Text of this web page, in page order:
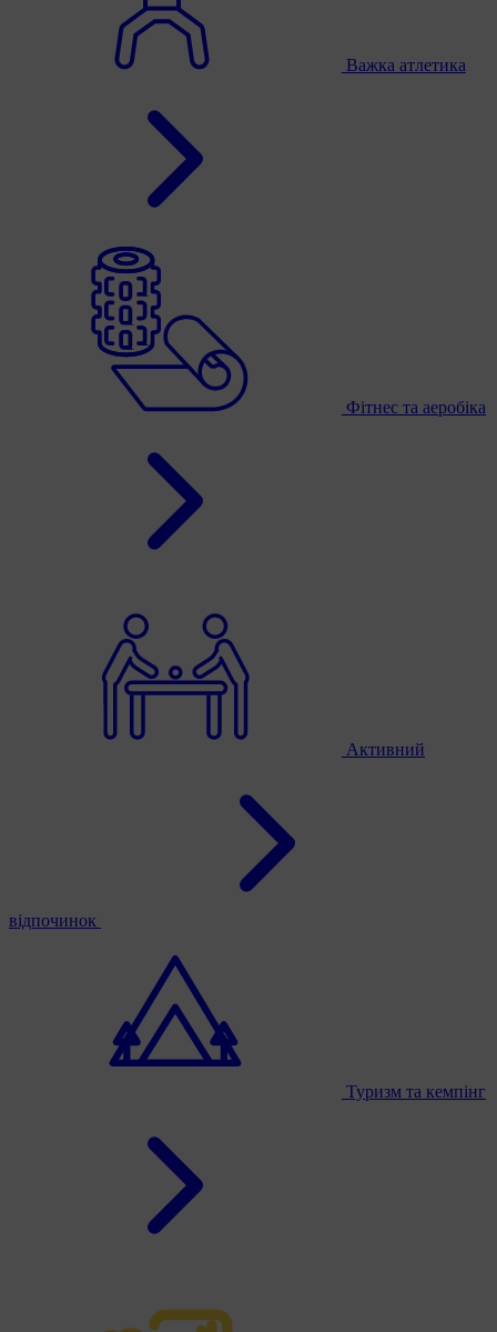
Важка атлетика
Фітнес та аеробіка
Активний
відпочинок
Туризм та кемпінг